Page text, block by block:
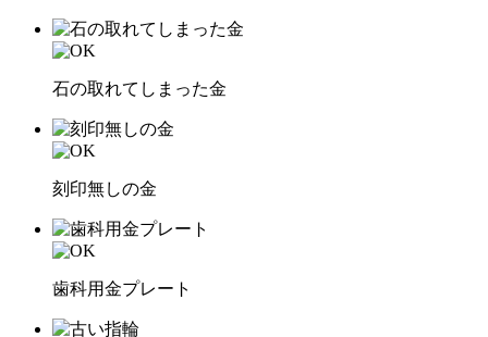
石の取れてしまった金
刻印無しの金
歯科用金プレート